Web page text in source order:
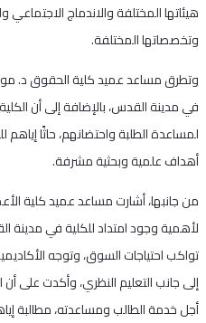
هيئاتها المختلفة والاندماج الاجتماعي
وتخصصاتها المختلفة.
وتطرق مساعد عميد كلية الحقوق د.
في مدينة القدس، بالإضافة إلى أن
لمساعدة الطلبة واحتضانهم، حاثًا
أهداف علمية وبحثية مشرفة.
من جانبها، أشارت مساعد عميد كلية
لأهمية وجود امتداد للكلية في مدينة
تواكب احتياجات السوق، وتوجه
إلى جانب التعليم النظري، وأكدت على
أجل خدمة الطالب ومساعدته، مطالبة